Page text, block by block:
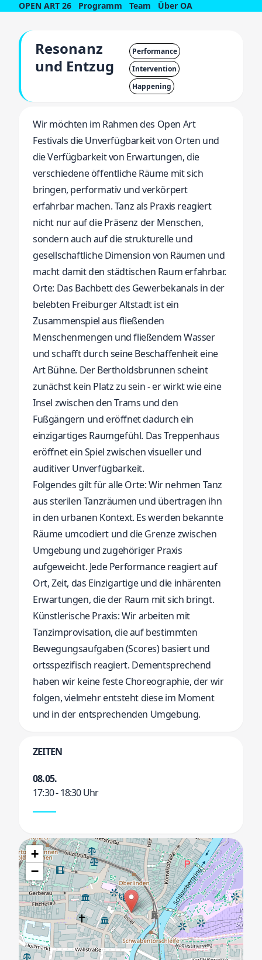
OPEN ART 26 Programm Team Über OA
Resonanz
und Entzug
Performance
Intervention
Happening
Wir möchten im Rahmen des Open Art
Festivals die Unverfügbarkeit von Orten und
die Verfügbarkeit von Erwartungen, die
verschiedene öffentliche Räume mit sich
bringen, performativ und verkörpert
erfahrbar machen. Tanz als Praxis reagiert
nicht nur auf die Präsenz der Menschen,
sondern auch auf die strukturelle und
gesellschaftliche Dimension von Räumen und
macht damit den städtischen Raum erfahrbar.
Orte: Das Bachbett des Gewerbekanals in der
belebten Freiburger Altstadt ist ein
Zusammenspiel aus fließenden
Menschenmengen und fließendem Wasser
und schafft durch seine Beschaffenheit eine
Art Bühne. Der Bertholdsbrunnen scheint
zunächst kein Platz zu sein - er wirkt wie eine
Insel zwischen den Trams und den
Fußgängern und eröffnet dadurch ein
einzigartiges Raumgefühl. Das Treppenhaus
eröffnet ein Spiel zwischen visueller und
auditiver Unverfügbarkeit.
Folgendes gilt für alle Orte: Wir nehmen Tanz
aus sterilen Tanzräumen und übertragen ihn
in den urbanen Kontext. Es werden bekannte
Räume umcodiert und die Grenze zwischen
Umgebung und zugehöriger Praxis
aufgeweicht. Jede Performance reagiert auf
Ort, Zeit, das Einzigartige und die inhärenten
Erwartungen, die der Raum mit sich bringt.
Künstlerische Praxis: Wir arbeiten mit
Tanzimprovisation, die auf bestimmten
Bewegungsaufgaben (Scores) basiert und
ortsspezifisch reagiert. Dementsprechend
haben wir keine feste Choreographie, der wir
folgen, vielmehr entsteht diese im Moment
und in der entsprechenden Umgebung.
ZEITEN
08.05.
17:30 - 18:30 Uhr
+
−